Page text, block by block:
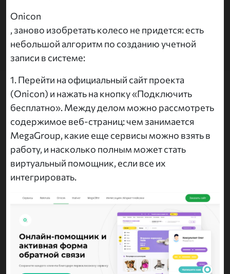
Onicon
, заново изобретать колесо не придется: есть
небольшой алгоритм по созданию учетной
записи в системе:
1. Перейти на официальный сайт проекта
(Onicon) и нажать на кнопку «Подключить
бесплатно». Между делом можно рассмотреть
содержимое веб-страниц: чем занимается
MegaGroup, какие еще сервисы можно взять в
работу, и насколько полным может стать
виртуальный помощник, если все их
интегрировать.